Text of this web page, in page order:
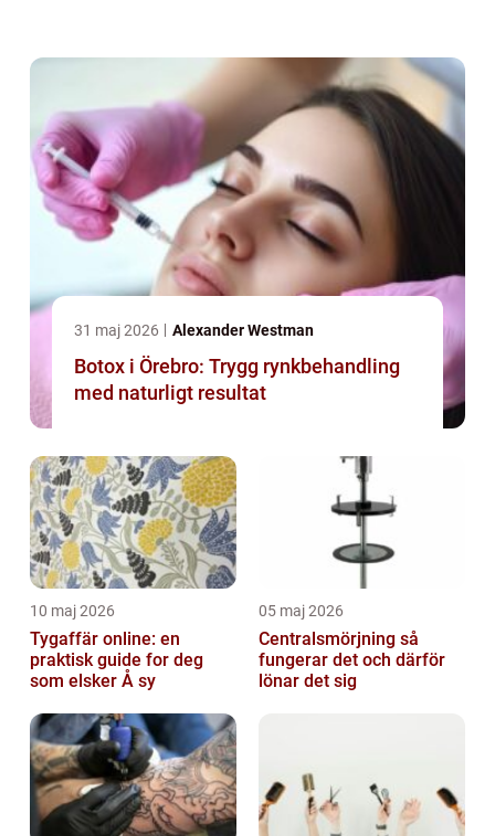
31 maj 2026 Alexander Westman
Botox i Örebro: Trygg rynkbehandling
med naturligt resultat
10 maj 2026
Tygaffär online: en
praktisk guide for deg
som elsker Å sy
05 maj 2026
Centralsmörjning så
fungerar det och därför
lönar det sig